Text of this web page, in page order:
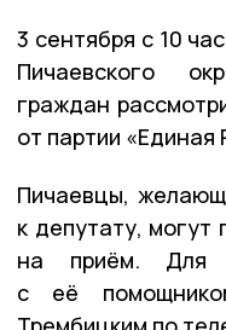
3 сентября с 10
Пичаевского
граждан
от партии «Единая
Пичаевцы,
к депутату, могут
на приём. Для
с её